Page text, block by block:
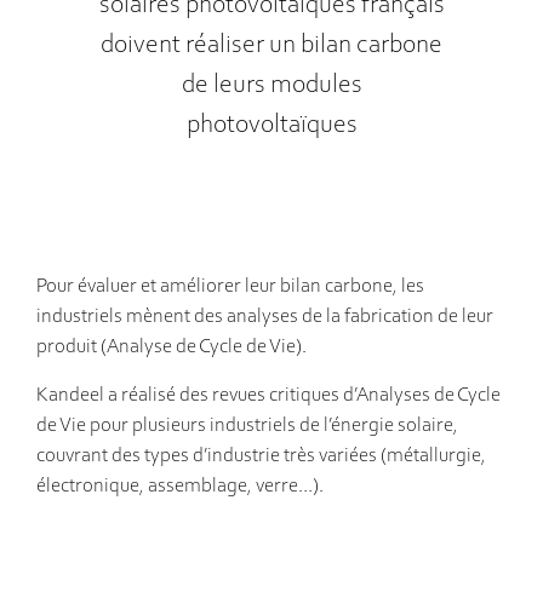
solaires photovoltaïques français
doivent réaliser un bilan carbone
de leurs modules
photovoltaïques
Pour évaluer et améliorer leur bilan carbone, les
industriels mènent des analyses de la fabrication de leur
produit (Analyse de Cycle de Vie).
Kandeel a réalisé des revues critiques d’Analyses de Cycle
de Vie pour plusieurs industriels de l’énergie solaire,
couvrant des types d’industrie très variées (métallurgie,
électronique, assemblage, verre…).